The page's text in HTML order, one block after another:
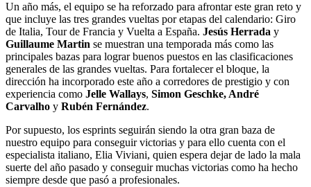
Un año más, el equipo se ha reforzado para afrontar este gran reto y
que incluye las tres grandes vueltas por etapas del calendario: Giro
de Italia, Tour de Francia y Vuelta a España. Jesús Herrada y
Guillaume Martin se muestran una temporada más como las
principales bazas para lograr buenos puestos en las clasificaciones
generales de las grandes vueltas. Para fortalecer el bloque, la
dirección ha incorporado este año a corredores de prestigio y con
experiencia como Jelle Wallays, Simon Geschke, André
Carvalho y Rubén Fernández.
Por supuesto, los esprints seguirán siendo la otra gran baza de
nuestro equipo para conseguir victorias y para ello cuenta con el
especialista italiano, Elia Viviani, quien espera dejar de lado la mala
suerte del año pasado y conseguir muchas victorias como ha hecho
siempre desde que pasó a profesionales.